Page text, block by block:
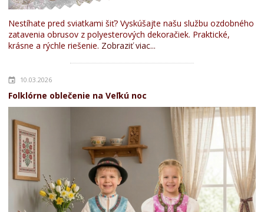
Nestíhate pred sviatkami šiť? Vyskúšajte našu službu ozdobného
zatavenia obrusov z polyesterových dekoračiek. Praktické,
krásne a rýchle riešenie. Zobraziť viac...
10.03.2026
Folklórne oblečenie na Veľkú noc